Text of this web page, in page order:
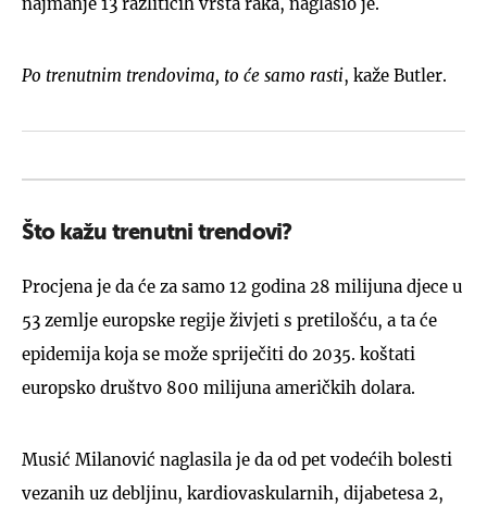
Po trenutnim trendovima, to će samo rasti, kaže Butler.
Što kažu trenutni trendovi?
Procjena je da će za samo 12 godina 28 milijuna djece u
53 zemlje europske regije živjeti s pretilošću, a ta će
epidemija koja se može spriječiti do 2035. koštati
europsko društvo 800 milijuna američkih dolara.
Musić Milanović naglasila je da od pet vodećih bolesti
vezanih uz debljinu, kardiovaskularnih, dijabetesa 2,